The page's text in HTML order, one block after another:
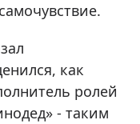
как
ролей
- таким